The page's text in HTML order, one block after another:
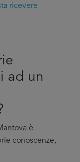
ricevere
ad un
è
conoscenze,